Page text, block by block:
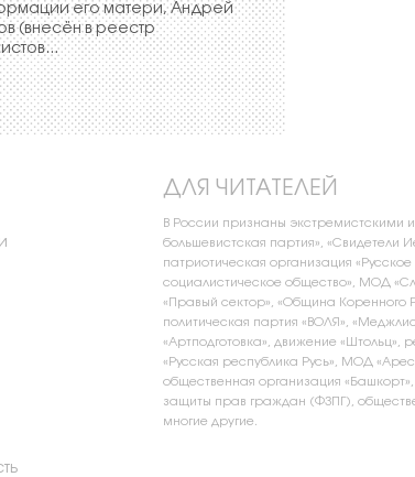
его матери, Андрей
(внесён в реестр
ДЛЯ ЧИТАТЕЛЕЙ
В России признаны экстремистскими
большевистская партия», «Свидетели
патриотическая организация
социалистическое общество», МОД
«Правый сектор», «Община Коренного
политическая партия «ВОЛЯ»,
«Артподготовка», движение «Штольц»,
«Русская республика Русь», МОД
общественная организация
защиты прав граждан (ФЗПГ),
многие другие.